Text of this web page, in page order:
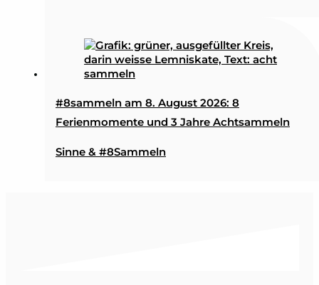
#8sammeln am 8. August 2026: 8
Ferienmomente und 3 Jahre Achtsammeln
Sinne & #8Sammeln